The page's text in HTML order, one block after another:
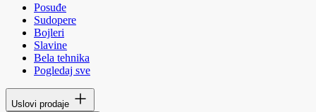
Posuđe
Sudopere
Bojleri
Slavine
Bela tehnika
Pogledaj sve
Uslovi prodaje